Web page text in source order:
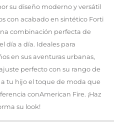
su diseño moderno y versátil
con acabado en sintético Forti
combinación perfecta de
día a día. Ideales para
en sus aventuras urbanas,
perfecto con su rango de
a tu hijo el toque de moda que
conAmerican Fire. ¡Haz
su look!